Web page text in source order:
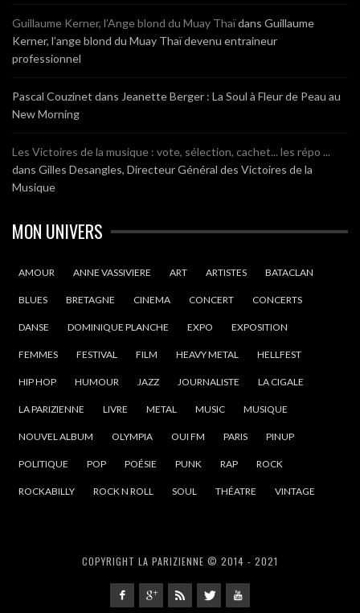
Guillaume Kerner, l’Ange blond du Muay Thaïdans Guillaume
Kerner, l’ange blond du Muay Thaï devenu entraineur
professionnel
Pascal Couzinet dans Jeanette Berger : La Soul à Fleur de Peau au
New Morning
Les Victoires de la musique : vote, sélection, cachet... les répo ...
dans Gilles Desangles, Directeur Général des Victoires de la
Musique
MON UNIVERS
AMOUR ANNE VASSIVIERE ART ARTISTES BATACLAN
BLUES BRETAGNE CINEMA CONCERT CONCERTS
DANSE DOMINIQUE PLANCHE EXPO EXPOSITION
FEMMES FESTIVAL FILM HEAVY METAL HELLFEST
HIP HOP HUMOUR JAZZ JOURNALISTE LA CIGALE
LA PARIZIENNE LIVRE METAL MUSIC MUSIQUE
NOUVEL ALBUM OLYMPIA OUI FM PARIS PINUP
POLITIQUE POP POÉSIE PUNK RAP ROCK
ROCKABILLY ROCK N ROLL SOUL THÉATRE VINTAGE
COPYRIGHT LA PARIZIENNE © 2014 - 2021